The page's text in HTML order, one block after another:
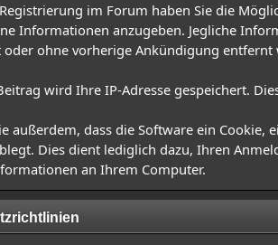
im Forum haben Sie die
Informationen anzugeben. Jegliche
ohne vorherige Ankündigung
wird Ihre IP-Adresse gespeichert.
außerdem, dass die Software ein
Dies dient lediglich dazu, Ihren
an Ihrem Computer.